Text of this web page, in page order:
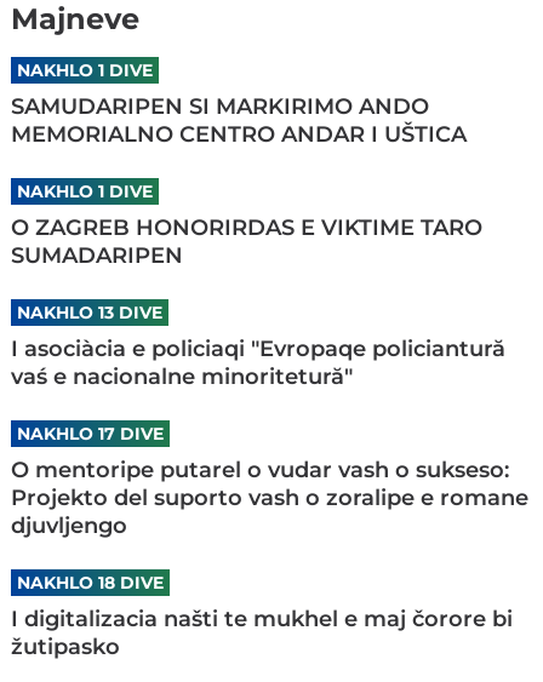
Majneve
NAKHLO 1 DIVE
SAMUDARIPEN SI MARKIRIMO ANDO
MEMORIALNO CENTRO ANDAR I UŠTICA
NAKHLO 1 DIVE
O ZAGREB HONORIRDAS E VIKTIME TARO
SUMADARIPEN
NAKHLO 13 DIVE
I asociàcia e policiaqi "Evropaqe policiantură
vaś e nacionalne minoritetură"
NAKHLO 17 DIVE
O mentoripe putarel o vudar vash o sukseso:
Projekto del suporto vash o zoralipe e romane
djuvljengo
NAKHLO 18 DIVE
I digitalizacia našti te mukhel e maj čorore bi
žutipasko